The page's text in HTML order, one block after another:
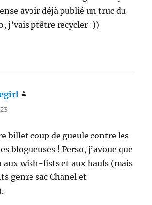
avoir déjà publié un truc du
j’vais ptêtre recycler :))
billet coup de gueule contre les
blogueuses ! Perso, j’avoue que
aux wish-lists et aux hauls (mais
genre sac Chanel et